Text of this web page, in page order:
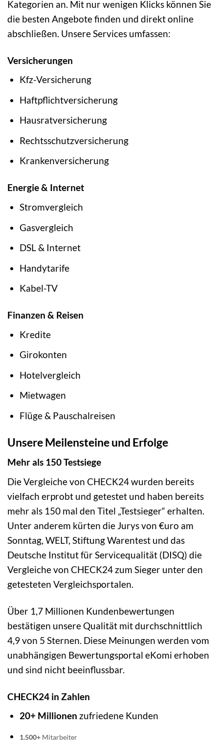
Kategorien an. Mit nur wenigen Klicks können Sie
die besten Angebote finden und direkt online
abschließen. Unsere Services umfassen:
Versicherungen
Kfz-Versicherung
Haftpflichtversicherung
Hausratversicherung
Rechtsschutzversicherung
Krankenversicherung
Energie & Internet
Stromvergleich
Gasvergleich
DSL & Internet
Handytarife
Kabel-TV
Finanzen & Reisen
Kredite
Girokonten
Hotelvergleich
Mietwagen
Flüge & Pauschalreisen
Unsere Meilensteine und Erfolge
Mehr als 150 Testsiege
Die Vergleiche von CHECK24 wurden bereits
vielfach erprobt und getestet und haben bereits
mehr als 150 mal den Titel „Testsieger“ erhalten.
Unter anderem kürten die Jurys von €uro am
Sonntag, WELT, Stiftung Warentest und das
Deutsche Institut für Servicequalität (DISQ) die
Vergleiche von CHECK24 zum Sieger unter den
getesteten Vergleichsportalen.
Über 1,7 Millionen Kundenbewertungen
bestätigen unsere Qualität mit durchschnittlich
4,9 von 5 Sternen. Diese Meinungen werden vom
unabhängigen Bewertungsportal eKomi erhoben
und sind nicht beeinflussbar.
CHECK24 in Zahlen
20+ Millionen zufriedene Kunden
1.500+Mitarbeiter